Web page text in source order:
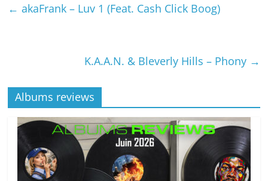
← akaFrank – Luv 1 (Feat. Cash Click Boog)
K.A.A.N. & Bleverly Hills – Phony →
Albums reviews